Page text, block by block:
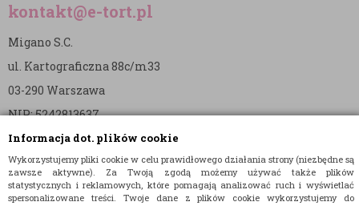
Informacja dot. plików cookie
Wykorzystujemy pliki cookie w celu prawidłowego działania strony (niezbędne są
zawsze aktywne). Za Twoją zgodą możemy używać także plików
statystycznych i reklamowych, które pomagają analizować ruch i wyświetlać
spersonalizowane treści. Twoje dane z plików cookie wykorzystujemy do
kontakt@e-tort.pl
Migano S.C.
ul. Kartograficzna 88c/m33
03-290 Warszawa
NIP: 5242813637
REGON: 365874905
Nr konta (mBank):
36 1140 2004 0000 3902 8144 2737